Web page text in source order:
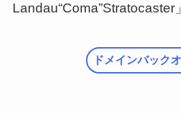
Landau“Coma”Stratocaster
ドメインバック